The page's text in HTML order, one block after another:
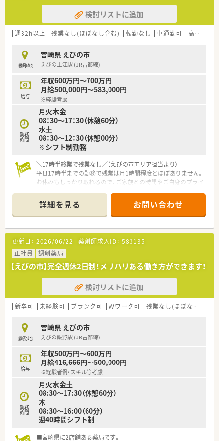
検討リストに追加
週32h以上 残業なし(ほぼなし含む) 転勤なし 車通勤可 高給与(600万円以上)
勤務地
宮崎県 えびの市
えびの上江駅 (JR吉都線)
給与
年収600万円～700万円
月給500,000円～583,000円
※経験考慮
勤務
時間
月火木金
08：30～17：30（休憩60分）
水土
08：30〜12：30（休憩00分）
※シフト制勤務
＼17時半終業で残業なし／（えびの市エリア担当より）
平日17時半までの勤務で残業は月1時間程度とほぼありません。
お休みもしっかり取れるので、ご家族との時間やご自身のプライ
＊------------------------------------------＊
【店舗情報と応需状況について】
■えびの上江駅から徒歩5分の好立地にあり、毎日の通勤に非常
に便利な環境が整っている調剤薬局です。
■近隣のクリニックから内科や循環器科をはじめ、幅広い科目の
処方箋を1日に約60枚ほど応需しています。
■今後は居宅などの在宅医療にも注力していく予定であり、地域
医療に深く貢献できるやりがいのある環境です。
【法人特徴について】
■宮崎県内に複数の店舗を展開しており、地域に根ざした安定し
た経営基盤を持つ信頼できる法人です。
に勤務できる働きやすい環境が魅力です。
■従業員の生活をサポートするため、社宅補助半額負担や引越し
費用の相談など福利厚生が充実しています。
【こんな方にオススメ】
■引越し費用の相談や住宅手当の半額補助があるため、遠方から
宮崎県への移住や転職をお考えの方に最適です。
■店舗異動がなく、一つの地域に根ざして長期的なキャリアを形
成したいと考える安定志向の方におすすめです。
■高年収とプライベートの充実の両立を目指しており、労働環境
の良さを重視して求人をお探しの方にぴったりです。
詳細を見る お問い合わせ
更新日： 2026/06/22 薬剤師求人ID： 583135
正社員
調剤薬局
【えびの市】完全週休2日制！メリハリある働き方ができます！
検討リストに追加
新卒可 未経験可 ブランク可 Ｗワーク可 残業なし(ほぼなし含む)
勤務地
宮崎県 えびの市
えびの飯野駅 (JR吉都線)
給与
年収500万円～600万円
月給416,666円～500,000円
※経験者例・スキル等考慮
勤務
時間
月火水金土
08:30～17:30（休憩60分）
木
08:30～16:00（60分）
週40時間シフト制
■宮崎県に2店舗ある薬局です。